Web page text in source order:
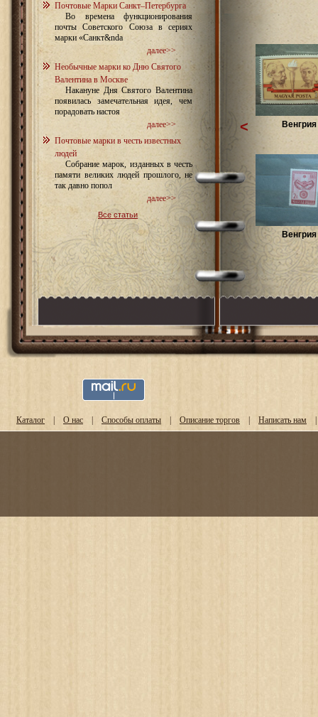
Почтовые Марки Санкт–Петербурга
Во времена функционирования
почты Советского Союза в сериях
марки «Санкт&nda
далее>>
Необычные марки ко Дню Святого
Валентина в Москве
Накануне Дня Святого Валентина
появилась замечательная идея, чем
порадовать настоя
далее>>
Почтовые марки в честь известных
людей
Собрание марок, изданных в честь
памяти великих людей прошлого, не
так давно попол
далее>>
Все статьи
Венгрия
Венгрия
<
Каталог | О нас | Способы оплаты | Описание торгов | Написать нам |